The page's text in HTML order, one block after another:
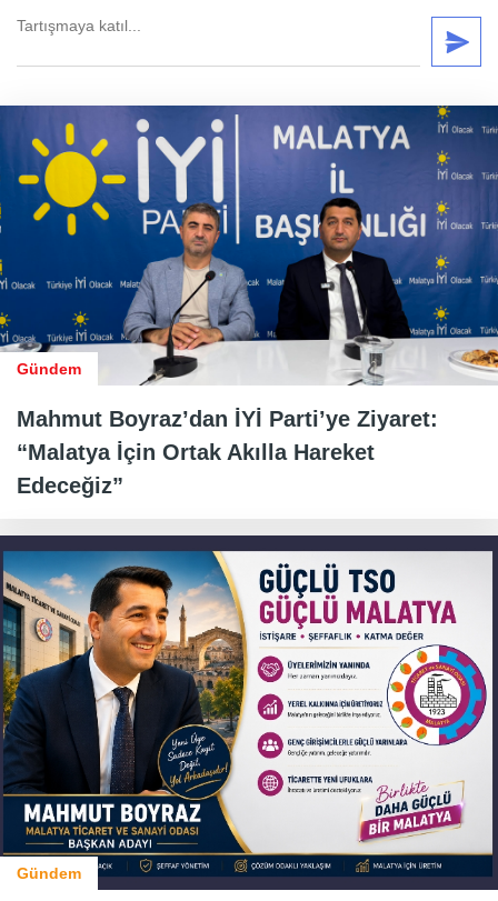
Gündem
Mahmut Boyraz’dan İYİ Parti’ye Ziyaret:
“Malatya İçin Ortak Akılla Hareket
Edeceğiz”
Gündem